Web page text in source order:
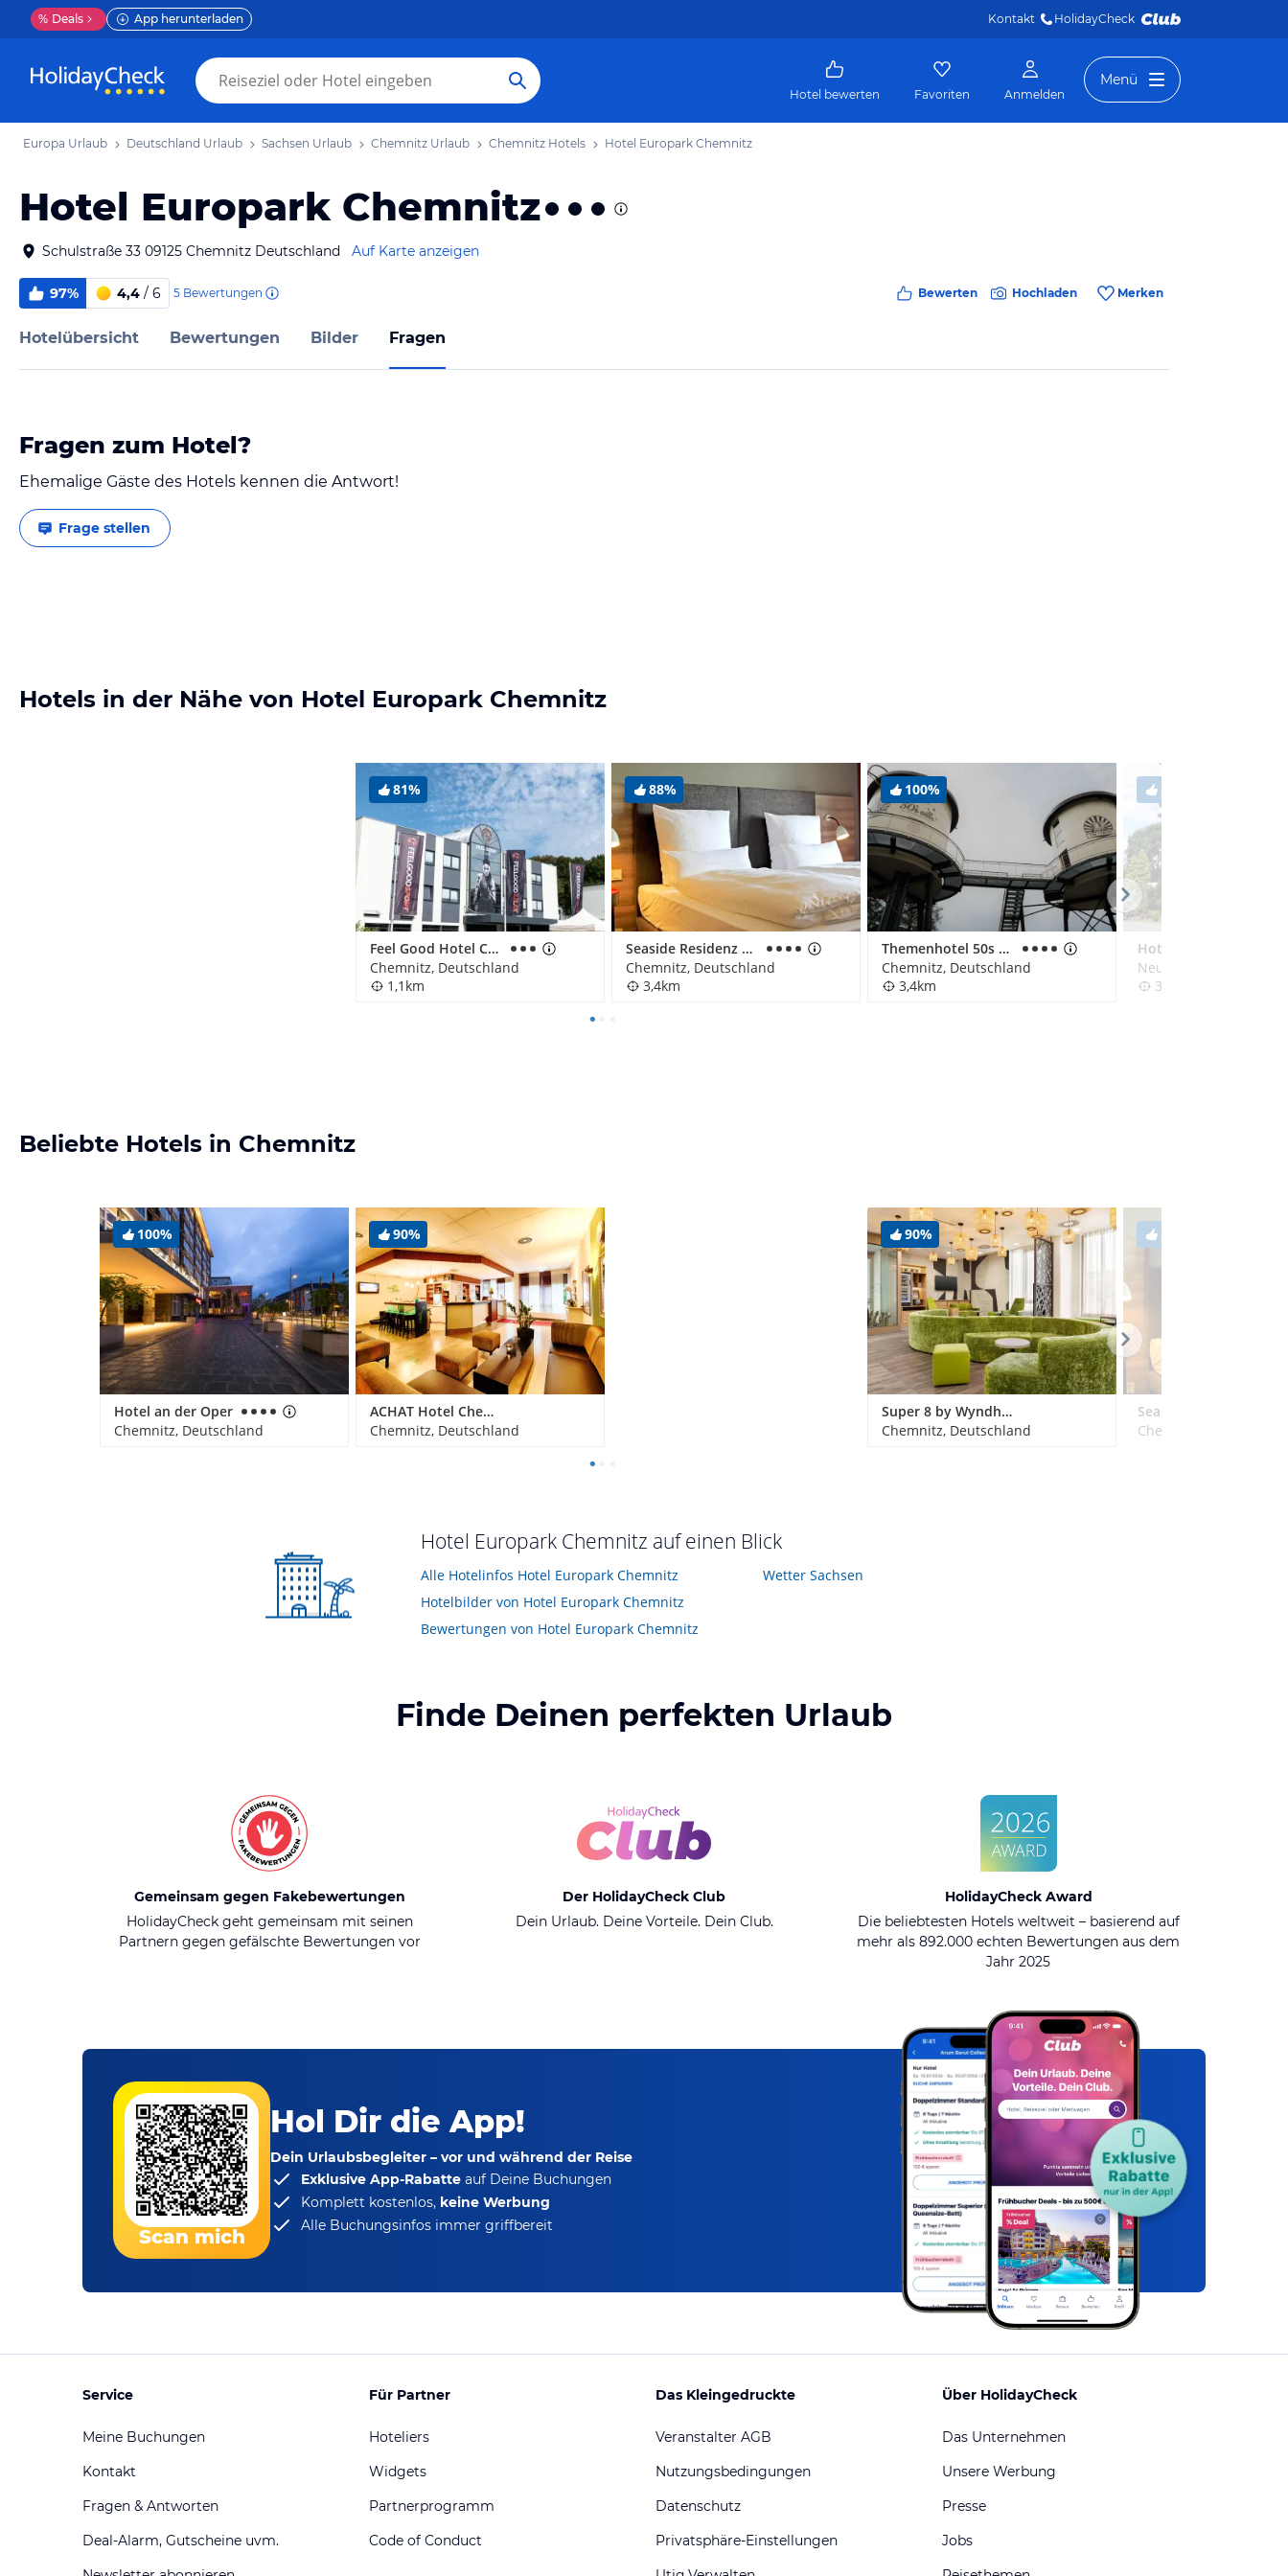
% Deals App herunterladen Kontakt HolidayCheck
Hotel bewerten Favoriten Anmelden
Menü
Europa Urlaub Deutschland Urlaub Sachsen Urlaub Chemnitz Urlaub Chemnitz Hotels Hotel Europark Chemnitz
Hotel Europark Chemnitz
Schulstraße 33 09125 Chemnitz Deutschland Auf Karte anzeigen
97% 4,4 / 6 5 Bewertungen Bewerten Hochladen Merken
Hotelübersicht Bewertungen Bilder Fragen
Fragen zum Hotel?
Ehemalige Gäste des Hotels kennen die Antwort!
Frage stellen
Hotels in der Nähe von Hotel Europark Chemnitz
81%
Feel Good Hotel Chemnitz
Chemnitz, Deutschland
1,1km
88%
Seaside Residenz Hotel Chemnitz
Chemnitz, Deutschland
3,4km
100%
Themenhotel 50s ville Motel
Chemnitz, Deutschland
3,4km
88%
Hotel Almenrausch
3,4km
Beliebte Hotels in Chemnitz
100%
Hotel an der Oper
Chemnitz, Deutschland
90%
ACHAT Hotel Chemnitz
Chemnitz, Deutschland
90%
Super 8 by Wyndham Chemnitz
Chemnitz, Deutschland
88%
Chemnitz, Deutschland
Hotel Europark Chemnitz auf einen Blick
Alle Hotelinfos Hotel Europark Chemnitz
Hotelbilder von Hotel Europark Chemnitz
Bewertungen von Hotel Europark Chemnitz
Wetter Sachsen
Finde Deinen perfekten Urlaub
Gemeinsam gegen Fakebewertungen
HolidayCheck geht gemeinsam mit seinen
Partnern gegen gefälschte Bewertungen vor
Der HolidayCheck Club
Dein Urlaub. Deine Vorteile. Dein Club.
HolidayCheck Award
Die beliebtesten Hotels weltweit – basierend auf
mehr als 892.000 echten Bewertungen aus dem
Jahr 2025
Scan mich
Hol Dir die App!
Dein Urlaubsbegleiter – vor und während der Reise
Exklusive App-Rabatte auf Deine Buchungen
Komplett kostenlos, keine Werbung
Alle Buchungsinfos immer griffbereit
Service
Meine Buchungen
Kontakt
Fragen & Antworten
Deal-Alarm, Gutscheine uvm.
Für Partner
Hoteliers
Widgets
Partnerprogramm
Code of Conduct
Das Kleingedruckte
Veranstalter AGB
Nutzungsbedingungen
Datenschutz
Privatsphäre-Einstellungen
Über HolidayCheck
Das Unternehmen
Unsere Werbung
Presse
Jobs